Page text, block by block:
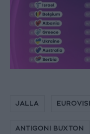
JALLA
ANTIGONI BUXTON